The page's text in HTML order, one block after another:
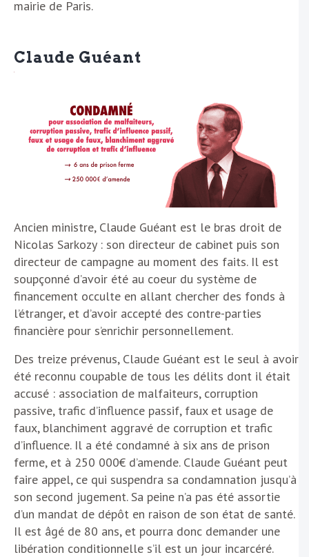
mairie de Paris.
Claude Guéant
Ancien ministre, Claude Guéant est le bras droit de
Nicolas Sarkozy : son directeur de cabinet puis son
directeur de campagne au moment des faits. Il est
soupçonné d’avoir été au coeur du système de
financement occulte en allant chercher des fonds à
l’étranger, et d’avoir accepté des contre-parties
financière pour s’enrichir personnellement.
Des treize prévenus, Claude Guéant est le seul à avoir
été reconnu coupable de tous les délits dont il était
accusé : association de malfaiteurs, corruption
passive, trafic d’influence passif, faux et usage de
faux, blanchiment aggravé de corruption et trafic
d’influence. Il a été condamné à six ans de prison
ferme, et à 250 000€ d’amende. Claude Guéant peut
faire appel, ce qui suspendra sa condamnation jusqu’à
son second jugement. Sa peine n’a pas été assortie
d’un mandat de dépôt en raison de son état de santé.
Il est âgé de 80 ans, et pourra donc demander une
libération conditionnelle s’il est un jour incarcéré.